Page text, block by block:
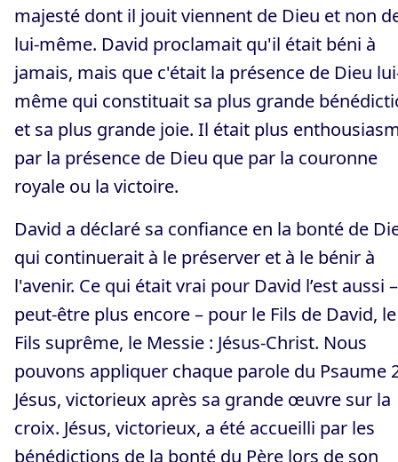
majesté dont il jouit viennent de Dieu et non
lui-même. David proclamait qu'il était béni à
jamais, mais que c'était la présence de Dieu
même qui constituait sa plus grande
et sa plus grande joie. Il était plus
par la présence de Dieu que par la couronne
royale ou la victoire.
David a déclaré sa confiance en la bonté de
qui continuerait à le préserver et à le bénir à
l'avenir. Ce qui était vrai pour David l’est aussi
peut-être plus encore – pour le Fils de David, le
Fils suprême, le Messie : Jésus-Christ. Nous
pouvons appliquer chaque parole du Psaume
Jésus, victorieux après sa grande œuvre sur la
croix. Jésus, victorieux, a été accueilli par les
bénédictions de la bonté du Père lors de son